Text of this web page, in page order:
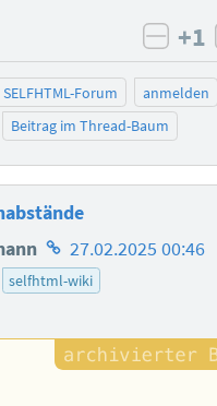
+1
SELFHTML-Forum
anmelden
Beitrag im Thread-Baum
Homepage
des
27.02.2025 00:46
selfhtml-wiki